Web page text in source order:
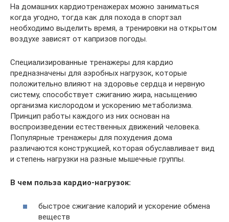
На домашних кардиотренажерах можно заниматься
когда угодно, тогда как для похода в спортзал
необходимо выделить время, а тренировки на открытом
воздухе зависят от капризов погоды.
Специализированные тренажеры для кардио
предназначены для аэробных нагрузок, которые
положительно влияют на здоровье сердца и нервную
систему, способствует сжиганию жира, насыщению
организма кислородом и ускорению метаболизма.
Принцип работы каждого из них основан на
воспроизведении естественных движений человека.
Популярные тренажеры для похудения дома
различаются конструкцией, которая обуславливает вид
и степень нагрузки на разные мышечные группы.
В чем польза кардио-нагрузок:
быстрое сжигание калорий и ускорение обмена
веществ